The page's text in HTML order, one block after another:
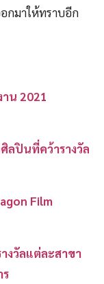
กมาให้ทราบอีก
าน 2021
ลปินที่คว้ารางวัล
Film
งวัลแต่ละสาขา